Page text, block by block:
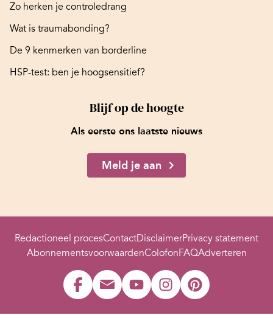
Zo herken je controledrang
Wat is traumabonding?
De 9 kenmerken van borderline
HSP-test: ben je hoogsensitief?
Blijf op de hoogte
Als eerste ons laatste nieuws
Meld je aan
Redactioneel procesContactDisclaimerPrivacy statement
AbonnementsvoorwaardenColofonFAQAdverteren